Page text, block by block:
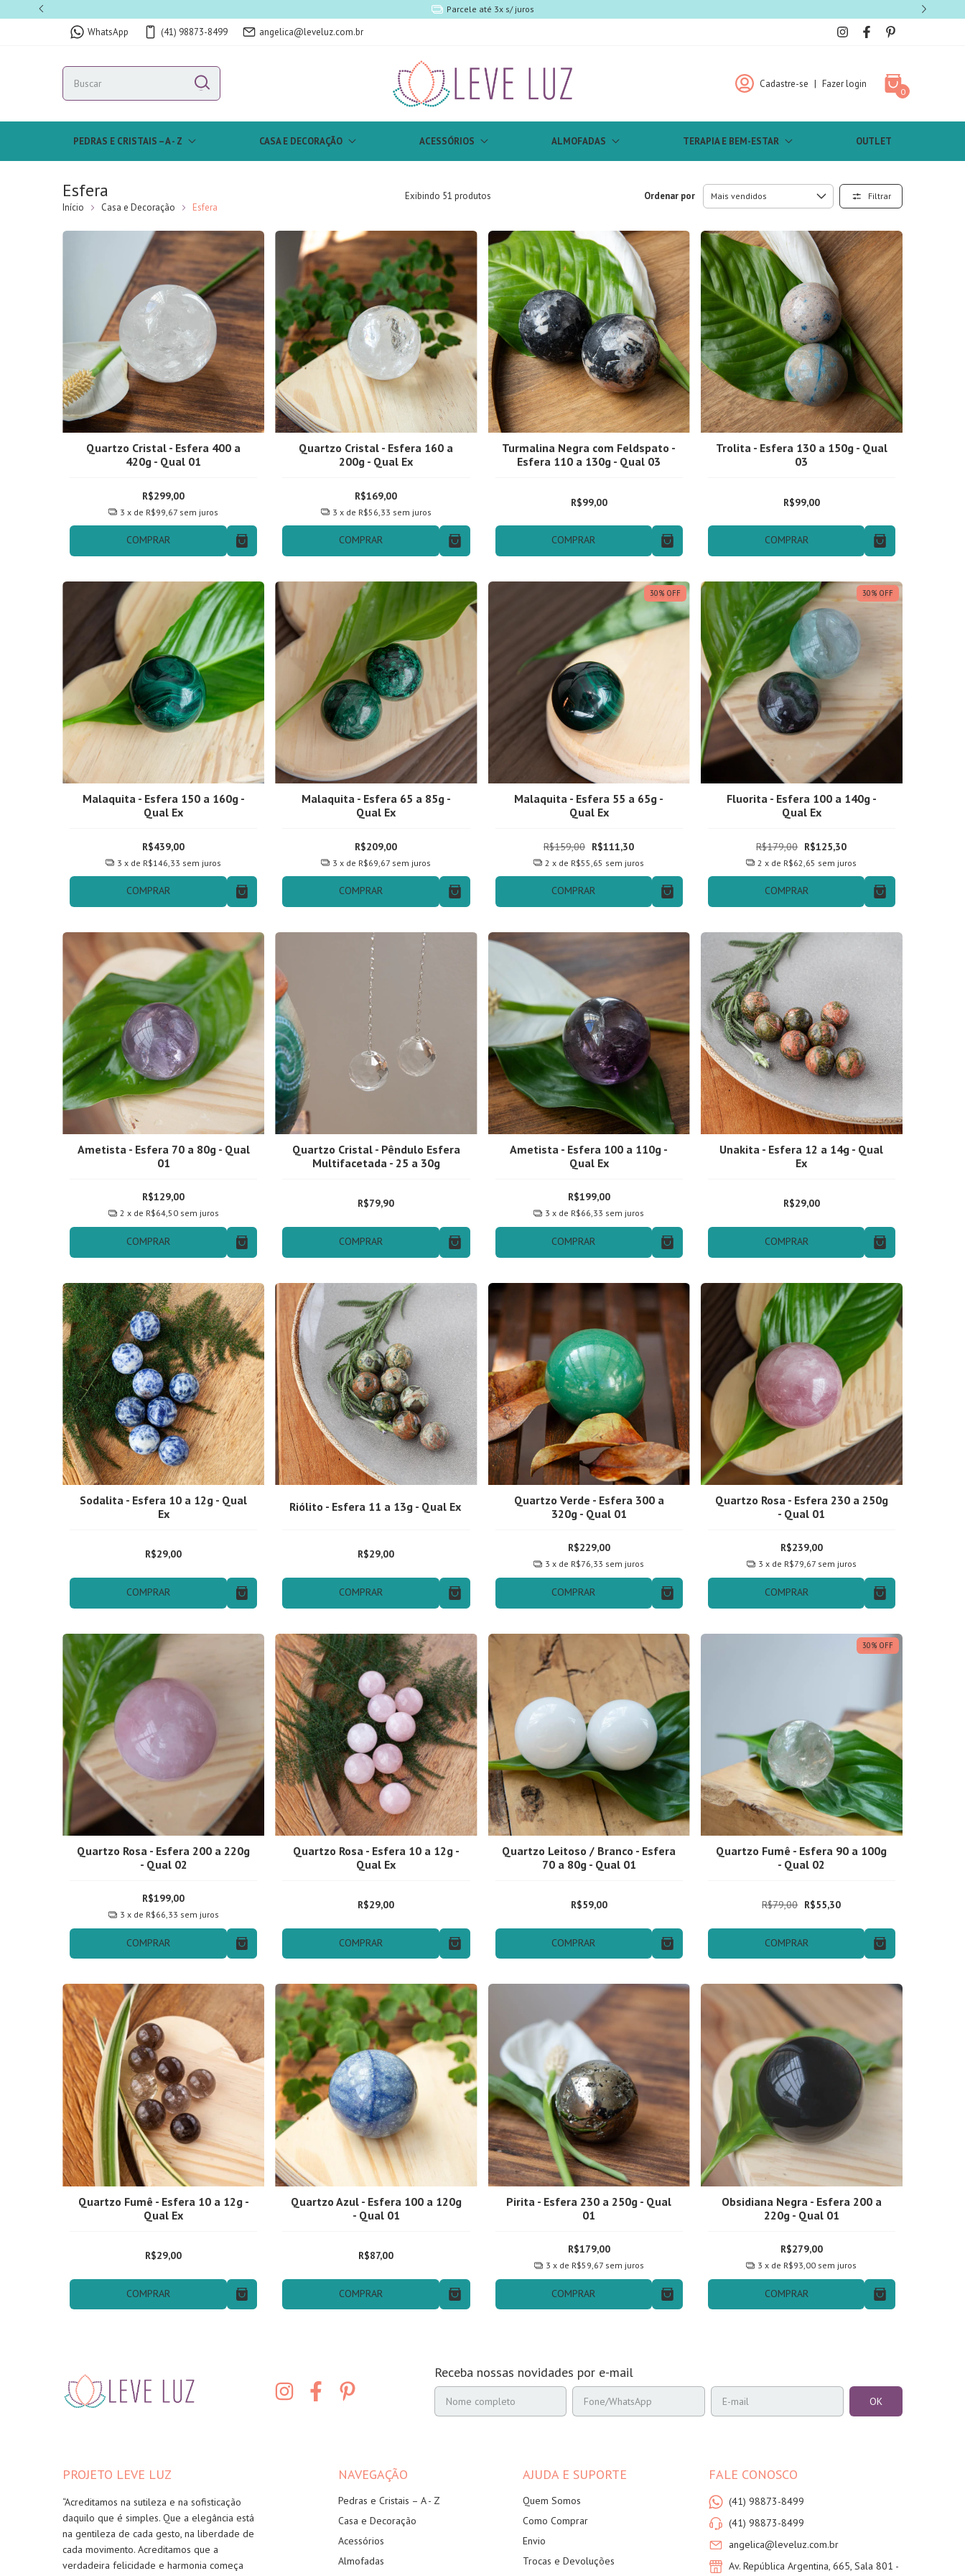
5% off no PIX
WhatsApp (41) 98873-8499 angelica@leveluz.com.br
Cadastre-se | Fazer login
0
PEDRAS E CRISTAIS – A - Z CASA E DECORAÇÃO ACESSÓRIOS ALMOFADAS TERAPIA E BEM-ESTAR OUTLET
Esfera
Início Casa e Decoração Esfera
Exibindo 51 produtos Ordenar por Filtrar
Quartzo Cristal - Esfera 400 a
420g - Qual 01
R$299,00
3 x de R$99,67 sem juros
COMPRAR
Quartzo Cristal - Esfera 160 a
200g - Qual Ex
R$169,00
3 x de R$56,33 sem juros
COMPRAR
Turmalina Negra com Feldspato -
Esfera 110 a 130g - Qual 03
R$99,00
COMPRAR
Trolita - Esfera 130 a 150g - Qual
03
R$99,00
COMPRAR
Malaquita - Esfera 150 a 160g -
Qual Ex
R$439,00
3 x de R$146,33 sem juros
COMPRAR
Malaquita - Esfera 65 a 85g -
Qual Ex
R$209,00
3 x de R$69,67 sem juros
COMPRAR
30% OFF
Malaquita - Esfera 55 a 65g -
Qual Ex
R$159,00 R$111,30
2 x de R$55,65 sem juros
COMPRAR
30% OFF
Fluorita - Esfera 100 a 140g -
Qual Ex
R$179,00 R$125,30
2 x de R$62,65 sem juros
COMPRAR
Ametista - Esfera 70 a 80g - Qual
01
R$129,00
2 x de R$64,50 sem juros
COMPRAR
Quartzo Cristal - Pêndulo Esfera
Multifacetada - 25 a 30g
R$79,90
COMPRAR
Ametista - Esfera 100 a 110g -
Qual Ex
R$199,00
3 x de R$66,33 sem juros
COMPRAR
Unakita - Esfera 12 a 14g - Qual
Ex
R$29,00
COMPRAR
Sodalita - Esfera 10 a 12g - Qual
Ex
R$29,00
COMPRAR
Riólito - Esfera 11 a 13g - Qual Ex
R$29,00
COMPRAR
Quartzo Verde - Esfera 300 a
320g - Qual 01
R$229,00
3 x de R$76,33 sem juros
COMPRAR
Quartzo Rosa - Esfera 230 a 250g
- Qual 01
R$239,00
3 x de R$79,67 sem juros
COMPRAR
Quartzo Rosa - Esfera 200 a 220g
- Qual 02
R$199,00
3 x de R$66,33 sem juros
COMPRAR
Quartzo Rosa - Esfera 10 a 12g -
Qual Ex
R$29,00
COMPRAR
Quartzo Leitoso / Branco - Esfera
70 a 80g - Qual 01
R$59,00
COMPRAR
30% OFF
Quartzo Fumê - Esfera 90 a 100g
- Qual 02
R$79,00 R$55,30
COMPRAR
Quartzo Fumê - Esfera 10 a 12g -
Qual Ex
R$29,00
COMPRAR
Quartzo Azul - Esfera 100 a 120g
- Qual 01
R$87,00
COMPRAR
Pirita - Esfera 230 a 250g - Qual
01
R$179,00
3 x de R$59,67 sem juros
COMPRAR
Obsidiana Negra - Esfera 200 a
220g - Qual 01
R$279,00
3 x de R$93,00 sem juros
COMPRAR
Receba nossas novidades por e-mail
PROJETO LEVE LUZ
“Acreditamos na sutileza e na sofisticação
daquilo que é simples. Que a elegância está
na gentileza de cada gesto, na liberdade de
cada movimento. Acreditamos que a
verdadeira felicidade e harmonia começa
NAVEGAÇÃO
Pedras e Cristais – A - Z
Casa e Decoração
Acessórios
Almofadas
AJUDA E SUPORTE
Quem Somos
Como Comprar
Envio
Trocas e Devoluções
FALE CONOSCO
(41) 98873-8499
(41) 98873-8499
angelica@leveluz.com.br
Av. República Argentina, 665, Sala 801 -